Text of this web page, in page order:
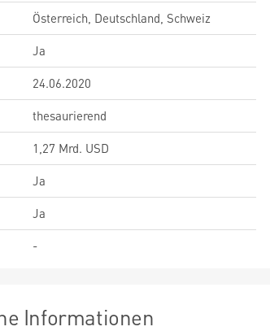
Österreich, Deutschland, Schweiz
Ja
24.06.2020
thesaurierend
1,27 Mrd. USD
Ja
Ja
-
Informationen